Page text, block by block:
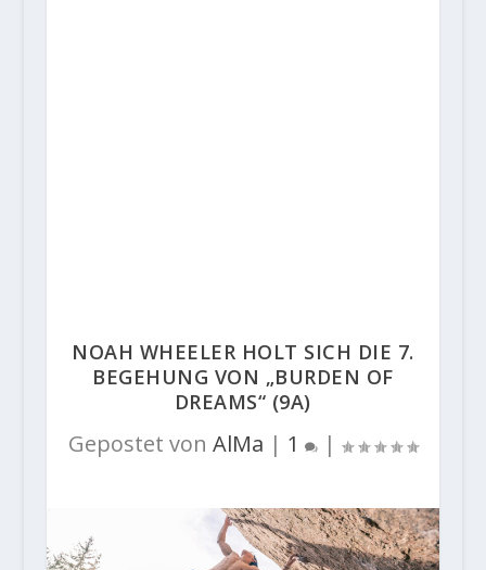
NOAH WHEELER HOLT SICH DIE 7.
BEGEHUNG VON „BURDEN OF
DREAMS“ (9A)
Gepostet von AlMa | 1 |